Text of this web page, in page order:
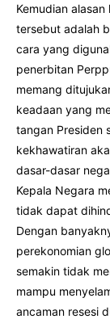
Kemudian
tersebut adalah
cara yang
penerbitan
memang
keadaan yang
tangan Presiden
kekhawatiran
dasar-dasar
Kepala Negara
tidak dapat
Dengan
perekonomian
semakin tidak
mampu
ancaman resesi